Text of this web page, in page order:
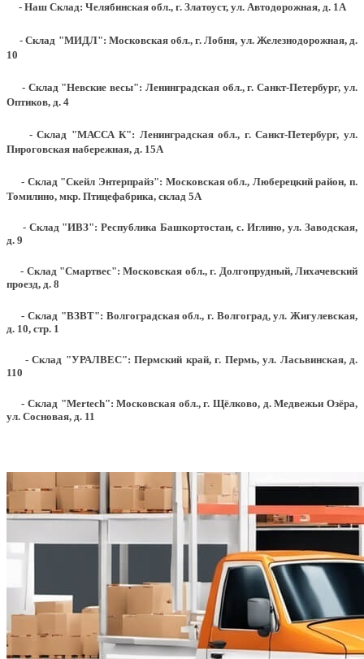
- Наш Склад: Челябинская обл., г. Златоуст, ул. Автодорожная, д. 1А
- Склад "МИДЛ": Московская обл., г. Лобня, ул. Железнодорожная, д.
10
- Склад "Невские весы": Ленинградская обл., г. Санкт-Петербург, ул.
Оптиков, д. 4
- Склад "МАССА К": Ленинградская обл., г. Санкт-Петербург, ул.
Пироговская набережная, д. 15А
- Склад "Скейл Энтерпрайз": Московская обл., Люберецкий район, п.
Томилино, мкр. Птицефабрика, склад 5А
- Склад "ИВЗ": Республика Башкортостан, с. Иглино, ул. Заводская,
д. 9
- Склад "Смартвес":Московская обл., г. Долгопрудный, Лихачевский
проезд, д. 8
- Склад "ВЗВТ": Волгоградская обл., г. Волгоград, ул. Жигулевская,
д. 10, стр. 1
- Склад "УРАЛВЕС": Пермский край, г. Пермь, ул. Ласьвинская, д.
110
- Склад "Mertech": Московская обл., г. Щёлково, д. Медвежьи Озёра,
ул. Сосновая, д. 11